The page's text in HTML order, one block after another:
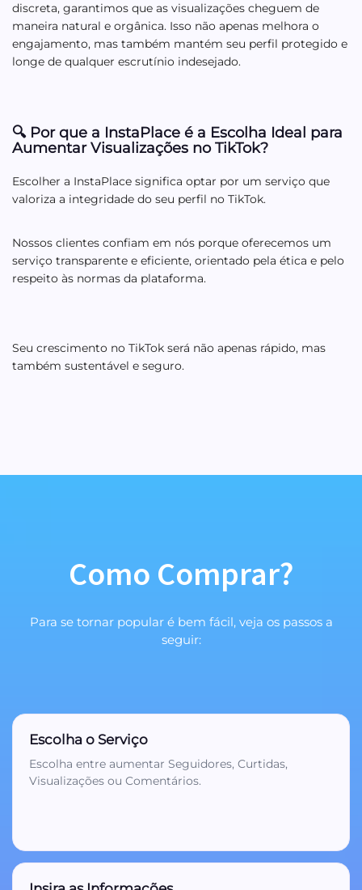
discreta, garantimos que as visualizações cheguem de
maneira natural e orgânica. Isso não apenas melhora o
engajamento, mas também mantém seu perfil protegido e
longe de qualquer escrutínio indesejado.
🔍 Por que a InstaPlace é a Escolha Ideal para
Aumentar Visualizações no TikTok?
Escolher a InstaPlace significa optar por um serviço que
valoriza a integridade do seu perfil no TikTok.
Nossos clientes confiam em nós porque oferecemos um
serviço transparente e eficiente, orientado pela ética e pelo
respeito às normas da plataforma.
Seu crescimento no TikTok será não apenas rápido, mas
também sustentável e seguro.
Como Comprar?
Para se tornar popular é bem fácil, veja os passos a
seguir:
Escolha o Serviço
Escolha entre aumentar Seguidores, Curtidas,
Visualizações ou Comentários.
1
2